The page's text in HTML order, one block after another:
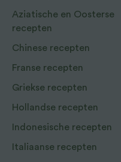
Aziatische en Oosterse
recepten
Chinese recepten
Franse recepten
Griekse recepten
Hollandse recepten
Indonesische recepten
Italiaanse recepten